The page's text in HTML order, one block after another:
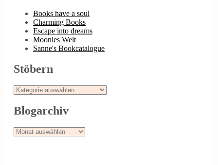
Books have a soul
Charming Books
Escape into dreams
Moonies Welt
Sanne's Bookcatalogue
Stöbern
Stöbern
Blogarchiv
Blogarchiv